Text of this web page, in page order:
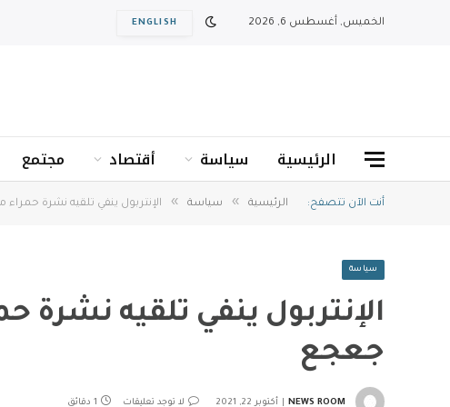
الخميس, أغسطس 6, 2026 ENGLISH
الرئيسية سياسة أقتصاد مجتمع
أنت الآن تتصفح: الرئيسية » سياسة » الإنتربول ينفي تلقيه نشرة
سياسة
الإنتربول ينفي تلقيه نشرة
جعجع
NEWS ROOM أكتوبر 22, 2021 لا توجد تعليقات 1 دقائق